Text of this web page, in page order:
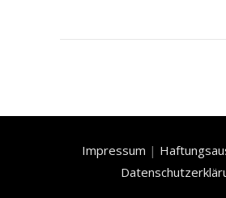
Impressum |